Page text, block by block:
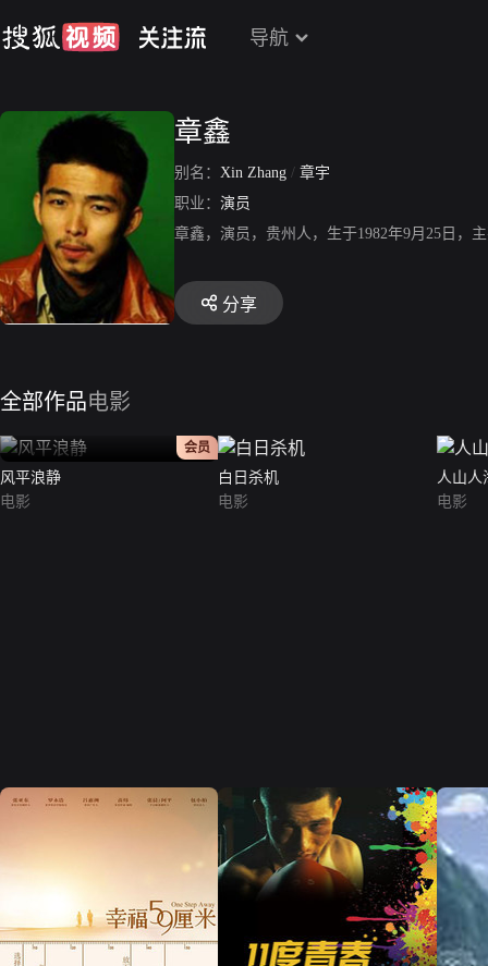
导航
章鑫
别名： Xin Zhang / 章宇
职业： 演员
章鑫，演员，贵州人，生于1982年9月25日，
分享
全部作品电影
正片
会员
风平浪静
电影
白日杀机
电影
人山人
电影